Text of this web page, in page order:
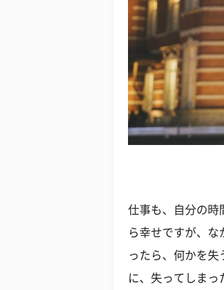
仕事も、自分の時
ら幸せですが、
ったら、何かを失
に、失ってしまっ